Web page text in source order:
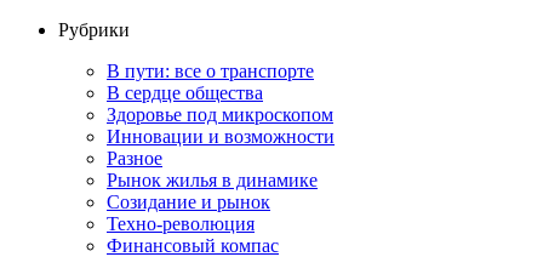
Рубрики
В пути: все о транспорте
В сердце общества
Здоровье под микроскопом
Инновации и возможности
Разное
Рынок жилья в динамике
Созидание и рынок
Техно-революция
Финансовый компас